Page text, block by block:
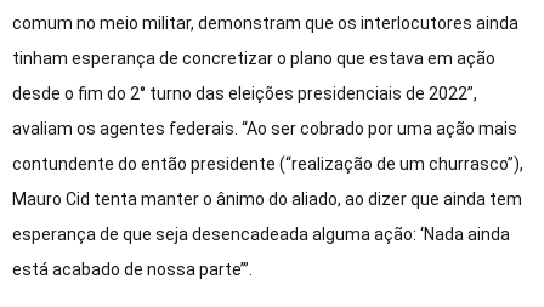
comum no meio militar, demonstram que os interlocutores ainda
tinham esperança de concretizar o plano que estava em ação
desde o fim do 2° turno das eleições presidenciais de 2022”,
avaliam os agentes federais. “Ao ser cobrado por uma ação mais
contundente do então presidente (‘‘realização de um churrasco’’),
Mauro Cid tenta manter o ânimo do aliado, ao dizer que ainda tem
esperança de que seja desencadeada alguma ação: ‘Nada ainda
está acabado de nossa parte’”.